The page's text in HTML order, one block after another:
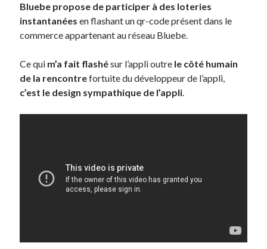
Sorties cuculturelles
Vidéos
Bluebe propose de participer à des loteries
instantanées en flashant un qr-code présent dans le
commerce appartenant au réseau Bluebe.
Ce qui m’a fait flashésur l’appli outre le côté humain
de la rencontrefortuite du développeur de l’appli,
c’est le design sympathique de l’appli.